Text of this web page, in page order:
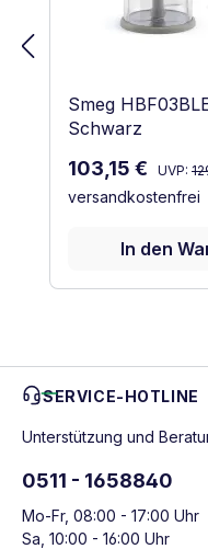
Smeg
Schwarz
Verkaufspreis:
103,15 € UVP:
versandkostenfrei
In den
SERVICE-HOTLINE
Unterstützung und
0511 - 1658840
Mo-Fr, 08:00 - 17:00 Uhr
Sa, 10:00 - 16:00 Uhr